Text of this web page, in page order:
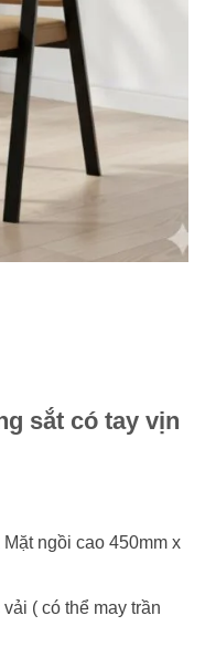
sắt có tay vịn
ngồi cao 450mm x
( có thể may trần